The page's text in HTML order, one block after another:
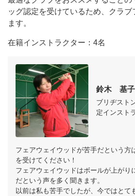
手数ですがお電話でご予約をお願
20933562）
ッグ認定を受けているため、クラブ
ます。
在籍インストラクター：4名
鈴木　基子
ブリヂスト
定インスト
フェアウェイウッドが苦手だという方
を受けてください！
フェアウェイウッドはボールが上がり
だという声を多く聞きます。
以前は私も苦手でしたが、今ではとて